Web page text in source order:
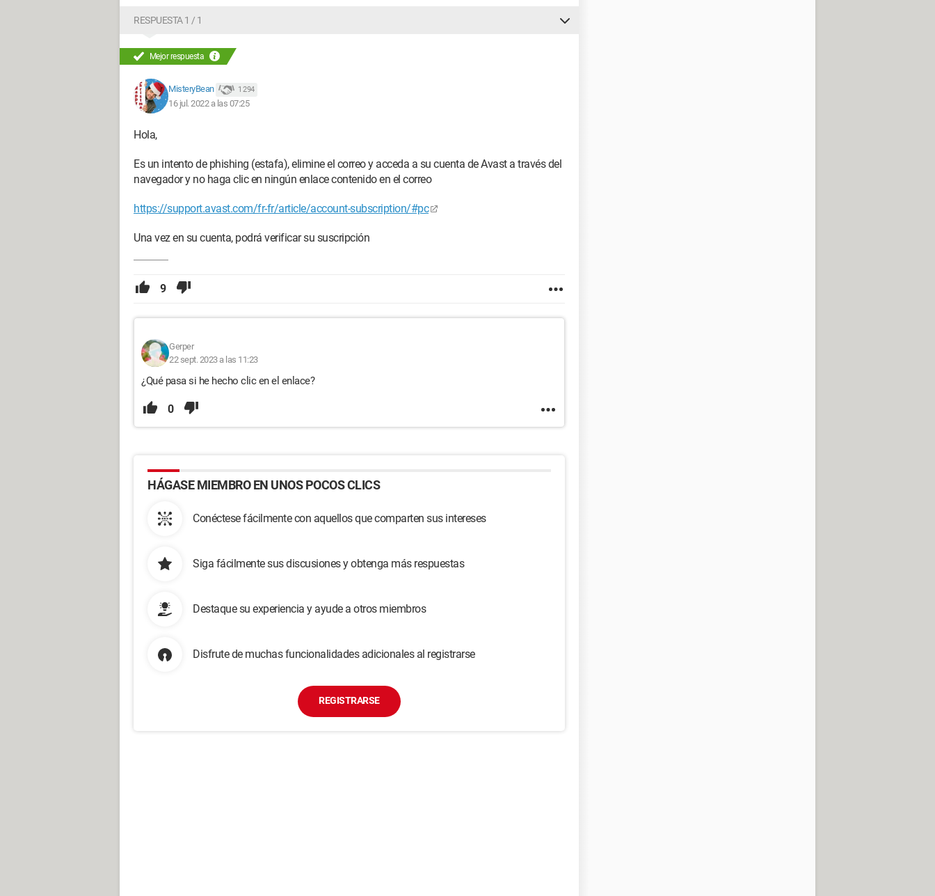
RESPUESTA 1 / 1
Mejor respuesta
MisteryBean 1 294
16 jul. 2022 a las 07:25
Hola,
Es un intento de phishing (estafa), elimine el correo y acceda a su cuenta de Avast a través del
navegador y no haga clic en ningún enlace contenido en el correo
https://support.avast.com/fr-fr/article/account-subscription/#pc
Una vez en su cuenta, podrá verificar su suscripción
9
Gerper
22 sept. 2023 a las 11:23
¿Qué pasa si he hecho clic en el enlace?
0
HÁGASE MIEMBRO EN UNOS POCOS CLICS
Conéctese fácilmente con aquellos que comparten sus intereses
Siga fácilmente sus discusiones y obtenga más respuestas
Destaque su experiencia y ayude a otros miembros
Disfrute de muchas funcionalidades adicionales al registrarse
REGISTRARSE